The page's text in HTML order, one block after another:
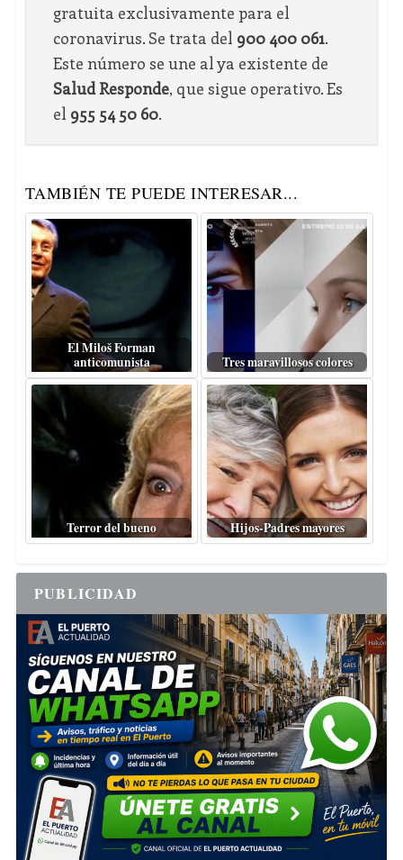
gratuita exclusivamente para el
coronavirus. Se trata del 900 400 061.
Este número se une al ya existente de
Salud Responde, que sigue operativo. Es
el 955 54 50 60.
TAMBIÉN TE PUEDE INTERESAR...
El Miloš Forman
anticomunista
Tres maravillosos colores
Terror del bueno Hijos-Padres mayores
PUBLICIDAD